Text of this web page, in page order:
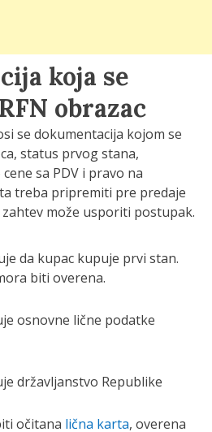
koja se
obrazac
se dokumentacija kojom se
status prvog stana,
sa PDV i pravo na
treba pripremiti pre predaje
može usporiti postupak.
da kupac kupuje prvi stan.
biti overena.
osnovne lične podatke
državljanstvo Republike
očitana lična karta, overena